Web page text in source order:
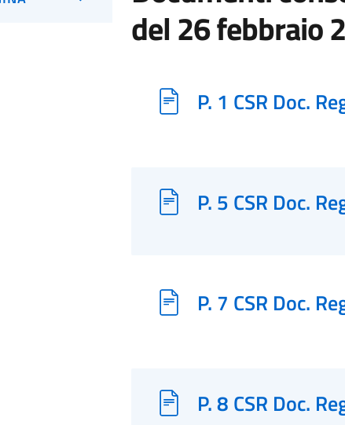
del 26 febbraio
P. 1 CSR Doc.
P. 5 CSR Doc.
P. 7 CSR Doc.
P. 8 CSR Doc.